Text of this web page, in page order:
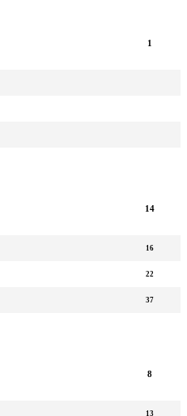
1
14
16
22
37
8
13